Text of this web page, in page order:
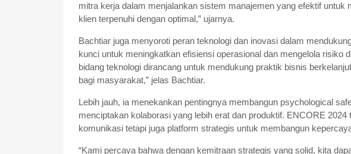
mitra kerja dalam menjalankan sistem manajemen yang efektif untuk
klien terpenuhi dengan optimal,” ujarnya.
Bachtiar juga menyoroti peran teknologi dan inovasi dalam
kunci untuk meningkatkan efisiensi operasional dan mengelola risiko
bidang teknologi dirancang untuk mendukung praktik bisnis
bagi masyarakat,” jelas Bachtiar.
Lebih jauh, ia menekankan pentingnya membangun psychological
menciptakan kolaborasi yang lebih erat dan produktif. ENCORE 2024
komunikasi tetapi juga platform strategis untuk membangun
“Kami percaya bahwa dengan kemitraan strategis yang solid, kita